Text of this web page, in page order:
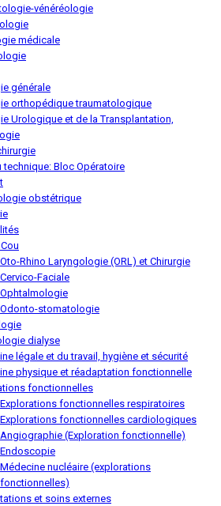
vénéréologie
médicale
générale
orthopédique traumatologique
Urologique et de la Transplantation,
technique: Bloc Opératoire
obstétrique
Oto-Rhino Laryngologie (ORL) et Chirurgie
Cervico-Faciale
Ophtalmologie
Odonto-stomatologie
dialyse
légale et du travail, hygiène et sécurité
physique et réadaptation fonctionnelle
fonctionnelles
Explorations fonctionnelles respiratoires
Explorations fonctionnelles cardiologiques
Angiographie (Exploration fonctionnelle)
Endoscopie
Médecine nucléaire (explorations
fonctionnelles)
et soins externes